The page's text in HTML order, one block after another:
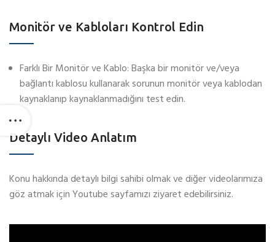
Monitör ve Kabloları Kontrol Edin
Farklı Bir Monitör ve Kablo: Başka bir monitör ve/veya
bağlantı kablosu kullanarak sorunun monitör veya kablodan
kaynaklanıp kaynaklanmadığını test edin.
Detaylı Video Anlatım
Konu hakkında detaylı bilgi sahibi olmak ve diğer videolarımıza
göz atmak için Youtube sayfamızı ziyaret edebilirsiniz.